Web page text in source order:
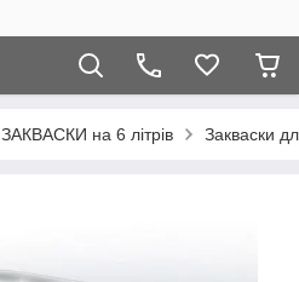
ЗАКВАСКИ на 6 літрів Закваски